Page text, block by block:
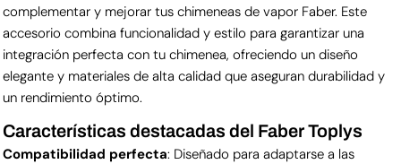
complementar y mejorar tus chimeneas de vapor Faber. Este
accesorio combina funcionalidad y estilo para garantizar una
integración perfecta con tu chimenea, ofreciendo un diseño
elegante y materiales de alta calidad que aseguran durabilidad y
un rendimiento óptimo.
Características destacadas del Faber Toplys
Compatibilidad perfecta: Diseñado para adaptarse a las